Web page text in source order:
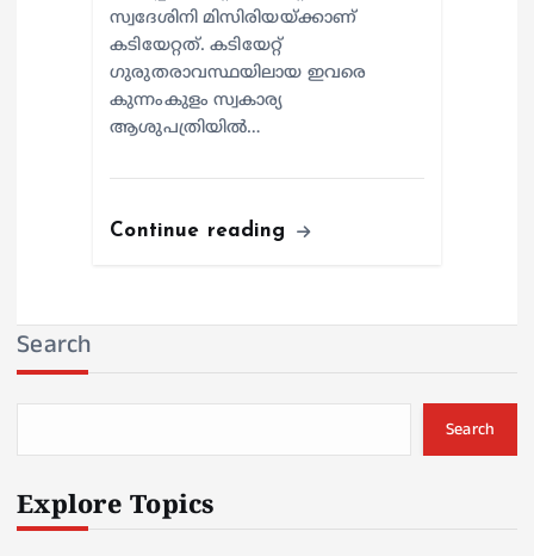
സ്വദേശിനി മിസിരിയയ്ക്കാണ്
കടിയേറ്റത്. കടിയേറ്റ്
ഗുരുതരാവസ്ഥയിലായ ഇവരെ
കുന്നംകുളം സ്വകാര്യ
ആശുപത്രിയില്‍…
Continue reading
Search
Search
Explore Topics